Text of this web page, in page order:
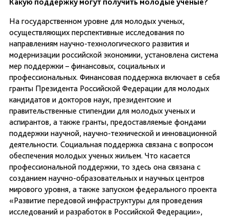
На государственном уровне для молодых ученых,
осуществляющих перспективные исследования по
направлениям научно-технологического развития и
модернизации российской экономики, установлена система
мер поддержки – финансовых, социальных и
профессиональных. Финансовая поддержка включает в себя
гранты Президента Российской Федерации для молодых
кандидатов и докторов наук, президентские и
правительственные стипендии для молодых ученых и
аспирантов, а также гранты, предоставляемые фондами
поддержки научной, научно-технической и инновационной
деятельности. Социальная поддержка связана с вопросом
обеспечения молодых ученых жильем. Что касается
профессиональной поддержки, то здесь она связана с
созданием научно-образовательных и научных центров
мирового уровня, а также запуском федерального проекта
«Развитие передовой инфраструктуры для проведения
исследований и разработок в Российской Федерации»,